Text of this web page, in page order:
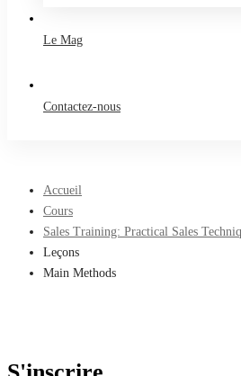
Le Mag
Contactez-nous
Accueil
Cours
Sales Training: Practical Sales
Leçons
Main Methods